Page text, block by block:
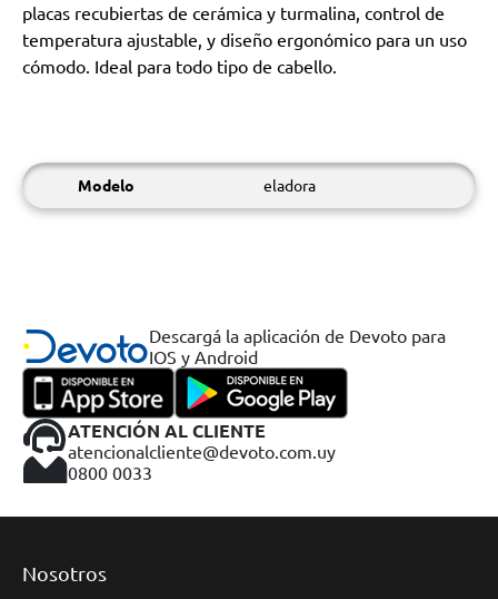
placas recubiertas de cerámica y turmalina, control de
temperatura ajustable, y diseño ergonómico para un uso
cómodo. Ideal para todo tipo de cabello.
Modelo eladora
Descargá la aplicación de Devoto para
IOS y Android
ATENCIÓN AL CLIENTE
atencionalcliente@devoto.com.uy
0800 0033
Nosotros